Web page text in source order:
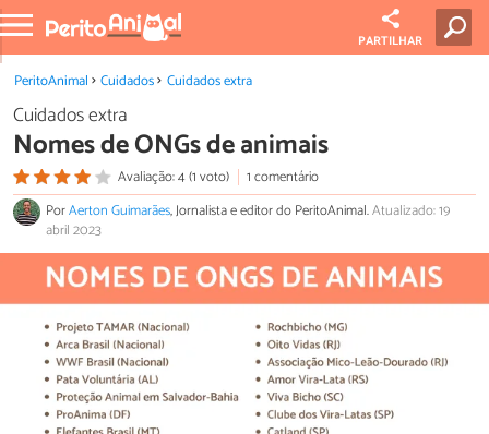
PARTILHAR
PeritoAnimal Cuidados Cuidados extra
Cuidados extra
Nomes de ONGs de animais
Avaliação: 4 (1 voto)
1 comentário
PorAerton Guimarães, Jornalista e editor do PeritoAnimal.Atualizado: 19
abril 2023